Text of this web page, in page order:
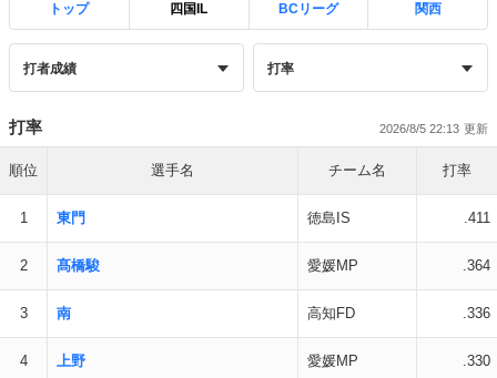
トップ 四国IL BCリーグ 関西
打率 2026/8/5 22:13
順位 選手名 チーム名 打率
1 東門 徳島IS .411
2 髙橋駿 愛媛MP .364
3 南 高知FD .336
4 上野 愛媛MP .330